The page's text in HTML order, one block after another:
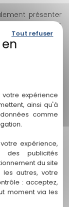
présenter
débuteront que
le cabinet de
règlements
expérience
ainsi qu'à
comme
expérience,
des publicités
du site
les autres, votre
: acceptez,
moment via les
Tout refuser